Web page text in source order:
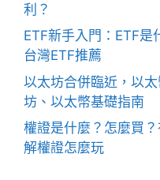
利？
ETF新手入門：ETF是
台灣ETF推薦
以太坊合併臨近，以
坊、以太幣基礎指南
權證是什麼？怎麼買
解權證怎麼玩